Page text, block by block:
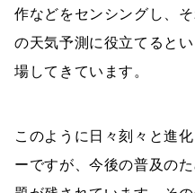
作などをセンシングし、
の天気予測に役立てると
場してきています。
このように日々刻々と進
ーですが、今後の普及の